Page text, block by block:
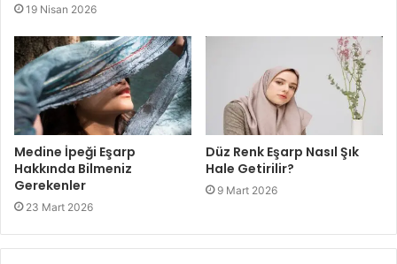
19 Nisan 2026
Medine İpeği Eşarp
Hakkında Bilmeniz
Gerekenler
23 Mart 2026
Düz Renk Eşarp Nasıl Şık
Hale Getirilir?
9 Mart 2026